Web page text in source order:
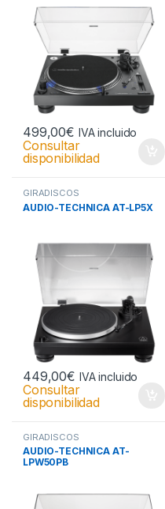
499,00€ IVA incluido
Consultar
disponibilidad
GIRADISCOS
AUDIO-TECHNICA AT-LP5X
449,00€ IVA incluido
Consultar
disponibilidad
GIRADISCOS
AUDIO-TECHNICA AT-
LPW50PB